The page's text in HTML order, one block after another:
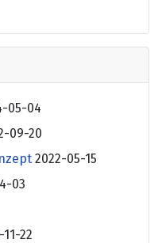
05-04
09-20
2022-05-15
03
22